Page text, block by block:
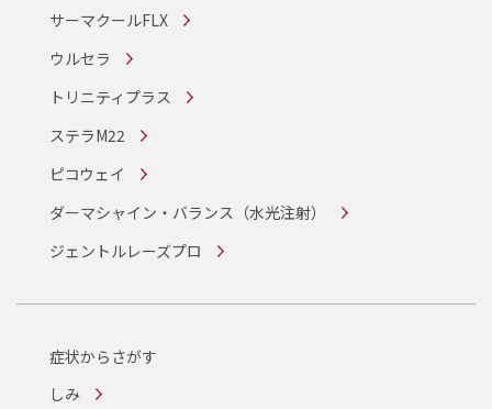
サーマクールFLX
ウルセラ
トリニティプラス
ステラM22
ピコウェイ
ダーマシャイン・バランス （水光注射）
ジェントルレーズプロ
症状からさがす
しみ